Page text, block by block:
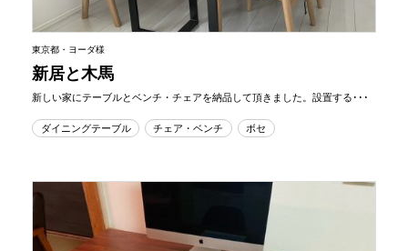
東京都・ヨーダ様
新居と木馬
新しい家にテーブルとベンチ・チェアを納品して頂きました。設置する･･･
ダイニングテーブル チェア・ベンチ ボセ